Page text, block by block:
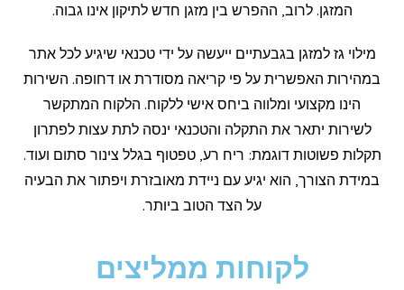
המזגן. לרוב, ההפרש בין מזגן חדש לתיקון אינו גבוה.
מילוי גז למזגן בגבעתיים ייעשה על ידי טכנאי שיגיע לכל אתר
במהירות האפשרית על פי קריאה מסודרת או דחופה. השירות
הינו מקצועי ומלווה ביחס אישי ללקוח. הלקוח המתקשר
לשירות יתאר את התקלה והטכנאי ינסה לתת עצות לפתרון
תקלות פשוטות דוגמת: ריח רע, טפטוף בגלל צינור סתום ועוד.
במידת הצורך, הוא יגיע עם ניידת מאובזרת ויפתור את הבעיה
על הצד הטוב ביותר.
לקוחות ממליצים